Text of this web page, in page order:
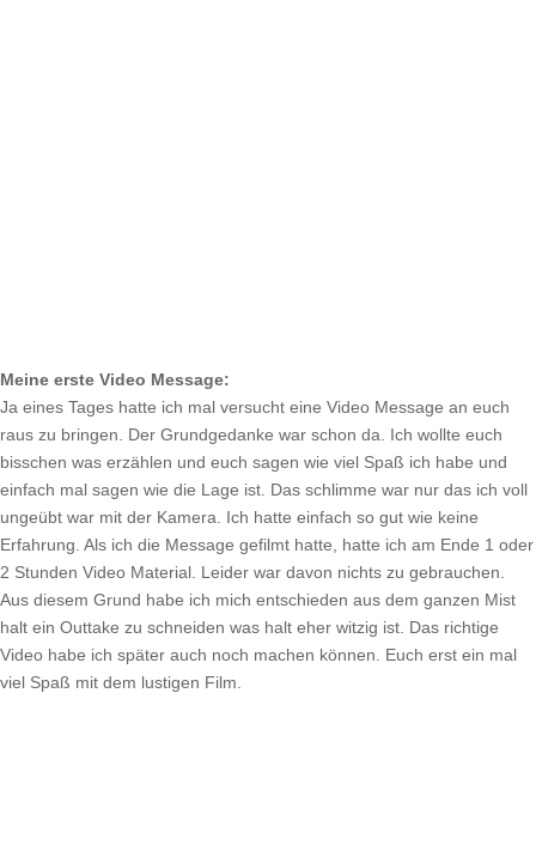
Meine erste Video Message:
Ja eines Tages hatte ich mal versucht eine Video Message an euch
raus zu bringen. Der Grundgedanke war schon da. Ich wollte euch
bisschen was erzählen und euch sagen wie viel Spaß ich habe und
einfach mal sagen wie die Lage ist. Das schlimme war nur das ich voll
ungeübt war mit der Kamera. Ich hatte einfach so gut wie keine
Erfahrung. Als ich die Message gefilmt hatte, hatte ich am Ende 1 oder
2 Stunden Video Material. Leider war davon nichts zu gebrauchen.
Aus diesem Grund habe ich mich entschieden aus dem ganzen Mist
halt ein Outtake zu schneiden was halt eher witzig ist. Das richtige
Video habe ich später auch noch machen können. Euch erst ein mal
viel Spaß mit dem lustigen Film.